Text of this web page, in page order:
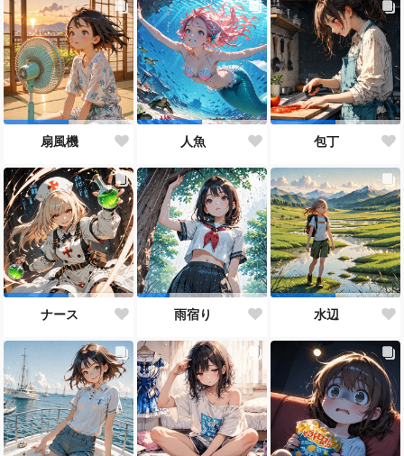
扇風機 人魚 包丁
ナース 雨宿り 水辺